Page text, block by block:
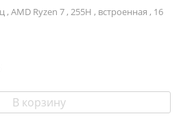
60 Гц , AMD Ryzen 7 , 255H , встроенная , 16